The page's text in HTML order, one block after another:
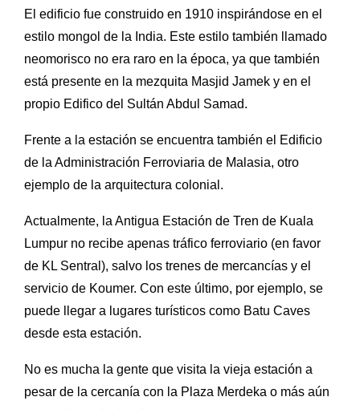
El edificio fue construido en 1910 inspirándose en el
estilo mongol de la India. Este estilo también llamado
neomorisco no era raro en la época, ya que también
está presente en la mezquita Masjid Jamek y en el
propio Edifico del Sultán Abdul Samad.
Frente a la estación se encuentra también el Edificio
de la Administración Ferroviaria de Malasia, otro
ejemplo de la arquitectura colonial.
Actualmente, la Antigua Estación de Tren de Kuala
Lumpur no recibe apenas tráfico ferroviario (en favor
de KL Sentral), salvo los trenes de mercancías y el
servicio de Koumer. Con este último, por ejemplo, se
puede llegar a lugares turísticos como Batu Caves
desde esta estación.
No es mucha la gente que visita la vieja estación a
pesar de la cercanía con la Plaza Merdeka o más aún